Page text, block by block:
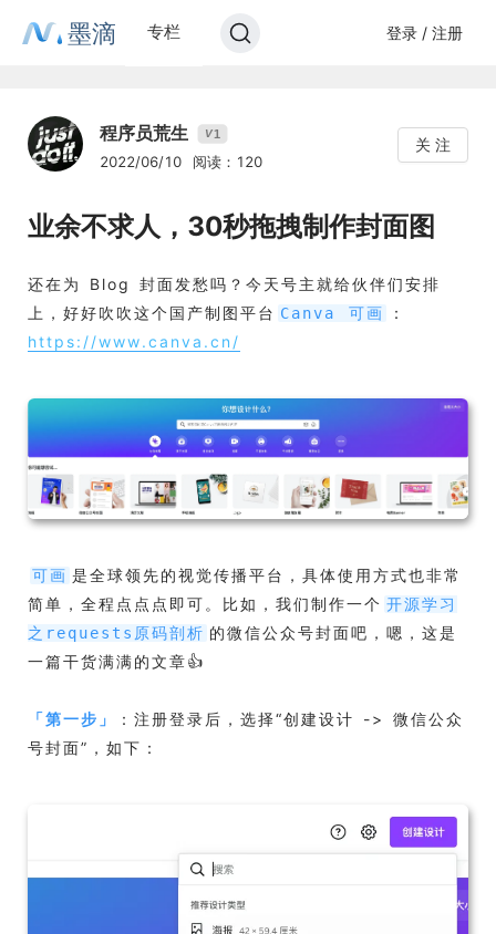
墨滴 专栏 登录 / 注册
程序员荒生 V1
2022/06/10 阅读：120
关 注
业余不求人，30秒拖拽制作封面图
还在为 Blog 封面发愁吗？今天号主就给伙伴们安排
上，好好吹吹这个国产制图平台 Canva 可画
：
https://www.canva.cn/
可画 是全球领先的视觉传播平台，具体使用方式也非常
简单，全程点点点即可。比如，我们制作一个 开源学习
之requests原码剖析 的微信公众号封面吧，嗯，这是
一篇干货满满的文章👍
「第一步 」
：注册登录后，选择“创建设计 -> 微信公众
号封面”，如下：